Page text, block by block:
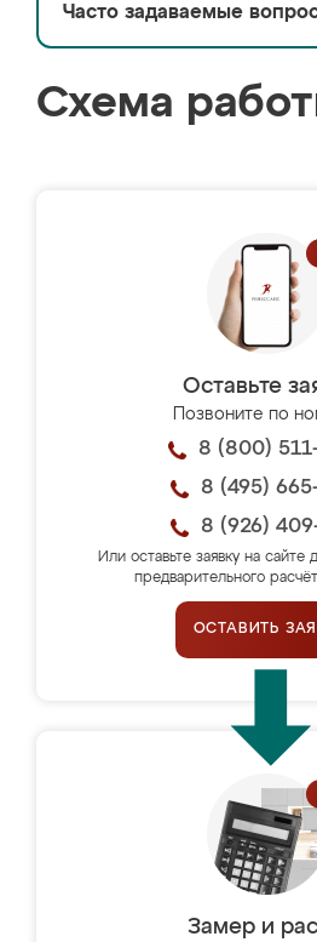
Часто задаваемые
Схема
Оставьте
Позвоните по
8 (800)
8 (495)
8 (926)
Или оставьте заявку на сайте
предварительного
ОСТАВИТЬ
Замер и